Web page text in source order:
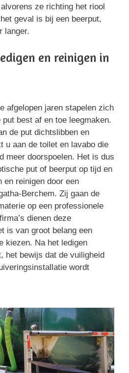
ze richting het riool
geval is bij een beerput,
langer.
en reinigen in
afgelopen jaren stapelen zich
best af en toe leegmaken.
de put dichtslibben en
u aan de toilet en lavabo die
meer doorspoelen. Het is dus
put of beerput op tijd en
en reinigen door een
Berchem. Zij gaan de
op een professionele
dienen deze
is van groot belang een
kiezen. Na het ledigen
het bewijs dat de vuiligheid
wordt